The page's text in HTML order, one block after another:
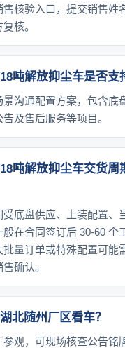
核验入口，提交销售姓
核。
吨解放抑尘车是否支
景沟通配置方案，包含底
及售后服务等项目。
吨解放抑尘车交货周
受底盘供应、上装配置、
在合同签订后 30-60 个
量订单或特殊配置可能
确认。
北随州厂区看车？
观，可现场核查公告铭